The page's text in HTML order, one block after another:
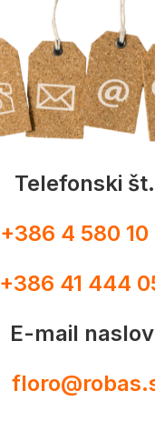
Telefonski
+386 4 580 10
+386 41 444
E-mail